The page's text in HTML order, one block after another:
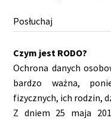
Posłuchaj
Czym jest RODO?
Ochrona danych
bardzo ważna,
fizycznych, ich rodzin,
Z dniem 25 maja